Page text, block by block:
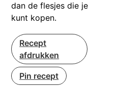
dan de flesjes die je
kunt kopen.
Recept
afdrukken
Pin recept